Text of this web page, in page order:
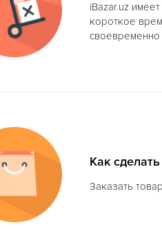
iBazar.uz
короткое
своевременно
Как
Заказать